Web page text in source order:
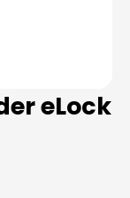
eLock